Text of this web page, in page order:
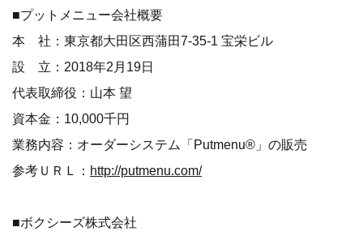
■プットメニュー会社概要
本 社：東京都大田区西蒲田7-35-1 宝栄ビル
設 立：2018年2月19日
代表取締役：山本 望
資本金：10,000千円
業務内容：オーダーシステム「Putmenu®」の販売
参考ＵＲＬ： http://putmenu.com/
■ボクシーズ株式会社